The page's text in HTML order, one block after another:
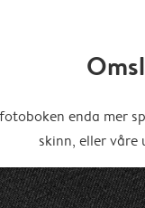
enda mer
skinn, eller våre